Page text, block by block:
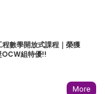
數學開放式課程｜榮獲
OCW組特優!!
More